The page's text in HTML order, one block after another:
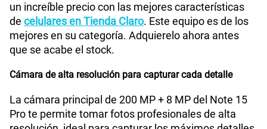
Cámara de fotos Principal 200Mpx+8 Mpx
Cámara de fotos Frontal 20Mpx
Radio FM No
un increíble precio con las mejores características
de celulares en Tienda Claro. Este equipo es de los
mejores en su categoría. Adquierelo ahora antes
que se acabe el stock.
Cámara de alta resolución para capturar cada detalle
La cámara principal de 200 MP + 8 MP del Note 15
Pro te permite tomar fotos profesionales de alta